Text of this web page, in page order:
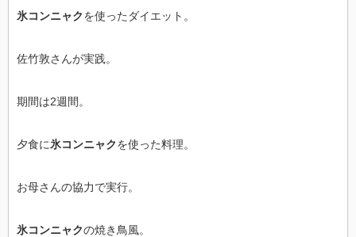
氷コンニャクを使ったダイエット。
佐竹敦さんが実践。
期間は2週間。
夕食に氷コンニャクを使った料理。
お母さんの協力で実行。
氷コンニャクの焼き鳥風。